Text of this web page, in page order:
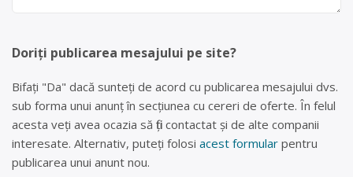
Doriți publicarea mesajului pe site?
Bifați "Da" dacă sunteți de acord cu publicarea mesajului dvs.
sub forma unui anunț în secțiunea cu cereri de oferte. În felul
acesta veți avea ocazia să fiți contactat și de alte companii
interesate. Alternativ, puteți folosi acest formular pentru
publicarea unui anunt nou.